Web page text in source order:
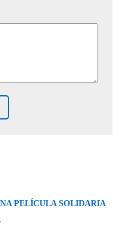
PELÍCULA SOLIDARIA